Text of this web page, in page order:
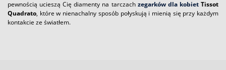
pewnością ucieszą Cię diamenty na tarczachzegarków dla kobietTissot
Quadrato, które w nienachalny sposób połyskują i mienią się przy każdym
kontakcie ze światłem.